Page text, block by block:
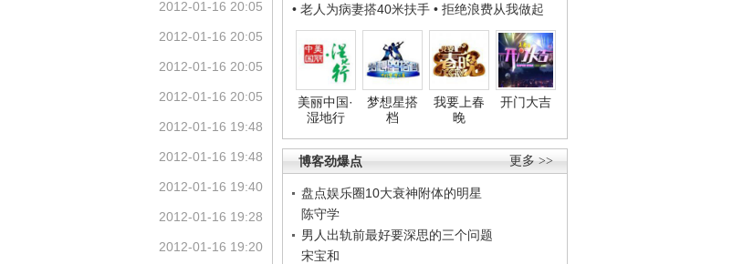
• 老人为病妻搭40米扶手 • 拒绝浪费从我做起
美丽中国·
湿地行
梦想星搭
档
我要上春
晚
开门大吉
更多 >>
博客劲爆点
盘点娱乐圈10大衰神附体的明星
陈守学
男人出轨前最好要深思的三个问题
宋宝和
2012-01-16 20:05
2012-01-16 20:05
2012-01-16 20:05
2012-01-16 20:05
2012-01-16 19:48
2012-01-16 19:48
2012-01-16 19:40
2012-01-16 19:28
2012-01-16 19:20